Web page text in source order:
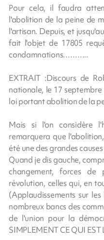
Pour cela, il faudra
l'abolition de la peine de
l'artisan. Depuis, et
fait l'objet de 17805
condamnations………..
EXTRAIT :Discours de
nationale, le 17
loi portant abolition de la
Mais si l'on considère
remarquera que
été une des grandes
Quand je dis gauche,
changement, forces de
révolution, celles qui, en
(Applaudissements sur
nombreux bancs des
de l'union pour la
SIMPLEMENT CE QUI EST